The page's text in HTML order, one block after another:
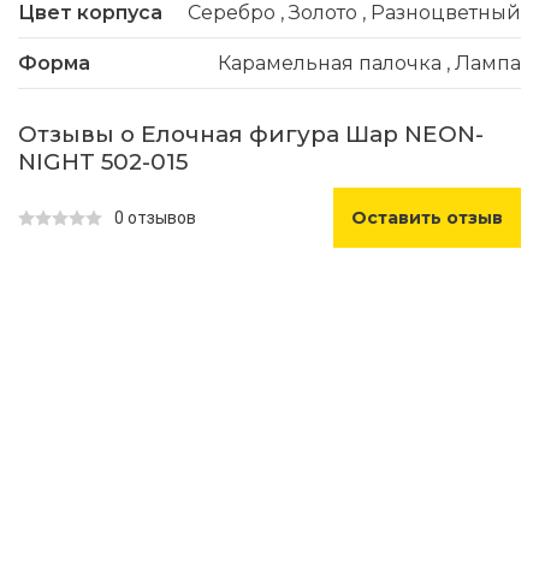
Цвет корпуса Серебро ,Золото , Разноцветный
Форма Карамельная палочка , Лампа
Отзывы о Елочная фигура Шар NEON-
NIGHT 502-015
0 отзывов Оставить отзыв